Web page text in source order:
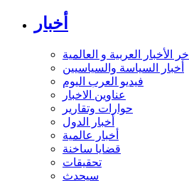
أخبار
أخر الأخبار العربية و العالمية
أخبار السياسة والسياسيين
فيديو العرب اليوم
عناوين الاخبار
حوارات وتقارير
أخبار الدول
أخبار عالمية
قضايا ساخنة
تحقيقات
سيحدث